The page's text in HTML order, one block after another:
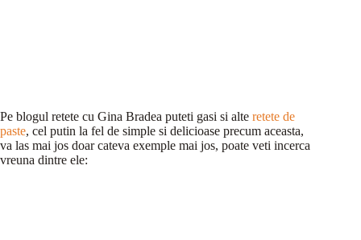
Pe blogul retete cu Gina Bradea puteti gasi si alte retete de
paste, cel putin la fel de simple si delicioase precum aceasta,
va las mai jos doar cateva exemple mai jos, poate veti incerca
vreuna dintre ele: